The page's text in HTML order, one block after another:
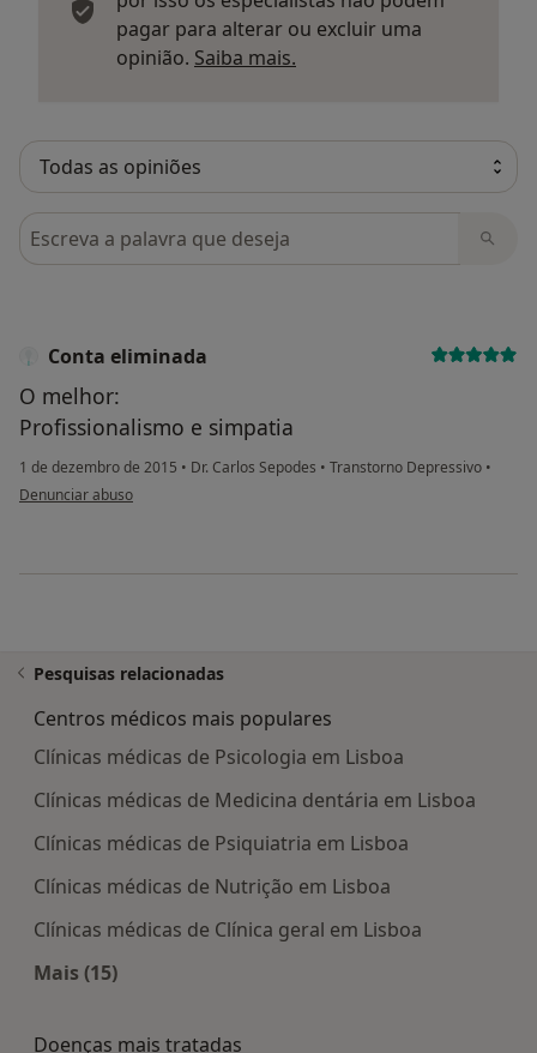
pagar para alterar ou excluir uma
opinião. Saiba mais.
Pesquisar em opiniões
Conta eliminada
O melhor:
Profissionalismo e simpatia
1 de dezembro de 2015 • Dr. Carlos Sepodes • Transtorno Depressivo •
na opinião do utilizador Conta eliminada
Denunciar abuso
Pesquisas relacionadas
Centros médicos mais populares
Clínicas médicas de Psicologia em Lisboa
Clínicas médicas de Medicina dentária em Lisboa
Clínicas médicas de Psiquiatria em Lisboa
Clínicas médicas de Nutrição em Lisboa
Clínicas médicas de Clínica geral em Lisboa
Mais (15)
Doenças mais tratadas